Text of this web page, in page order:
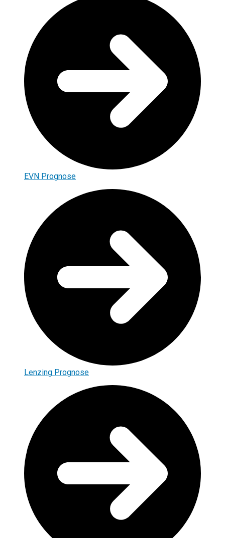
EVN Prognose
Lenzing Prognose